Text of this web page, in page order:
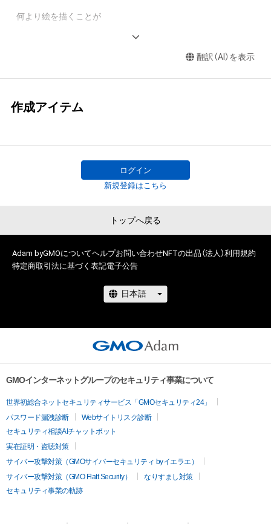
何より絵を描くことが
翻訳（AI）を表示
作成アイテム
ログイン
新規登録はこちら
トップへ戻る
Adam byGMOについてヘルプお問い合わせNFTの出品（法人）利用規約
特定商取引法に基づく表記電子公告
GMOインターネットグループのセキュリティ事業について
世界初総合ネットセキュリティサービス「GMOセキュリティ24」
パスワード漏洩診断
Webサイトリスク診断
セキュリティ相談AIチャットボット
実在証明・盗聴対策
サイバー攻撃対策（GMOサイバーセキュリティ byイエラエ）
サイバー攻撃対策（GMO Flatt Security）
なりすまし対策
セキュリティ事業の軌跡